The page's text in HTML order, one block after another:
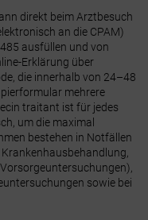
direkt beim Arztbesuch
an die CPAM)
ausfüllen und von
Erklärung über
die innerhalb von 24–48
mehrere
traitant ist für jedes
, um die maximal
bestehen in Notfällen
sowie bei